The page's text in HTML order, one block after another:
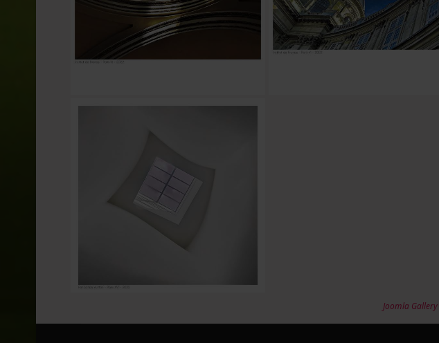
Joomla Gallery